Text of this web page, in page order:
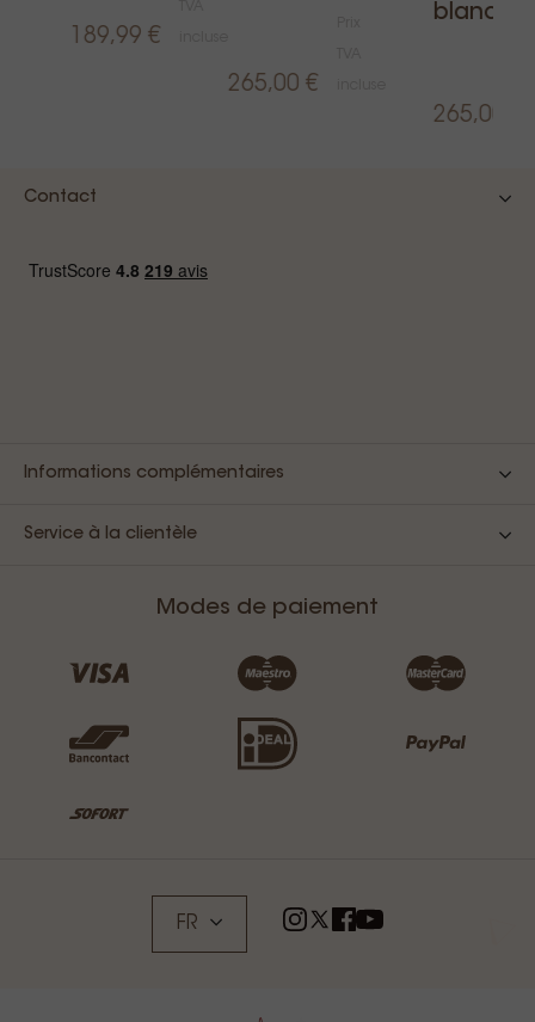
189,99 €
265,00 €
blanc
265,00 €
Contact
Informations complémentaires
Service à la clientèle
Modes de paiement
FR